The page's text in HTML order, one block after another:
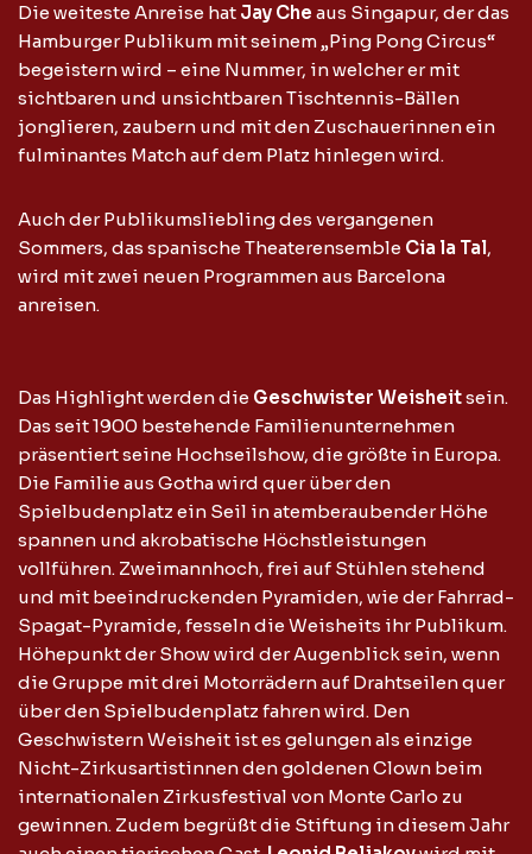
Die weiteste Anreise hat Jay Che aus Singapur, der das
Hamburger Publikum mit seinem „Ping Pong Circus“
begeistern wird – eine Nummer, in welcher er mit
sichtbaren und unsichtbaren Tischtennis-Bällen
jonglieren, zaubern und mit den Zuschauerinnen ein
fulminantes Match auf dem Platz hinlegen wird.
Auch der Publikumsliebling des vergangenen
Sommers, das spanische Theaterensemble Cia la Tal ,
wird mit zwei neuen Programmen aus Barcelona
anreisen.
Das Highlight werden die Geschwister Weisheitsein.
Das seit 1900 bestehende Familienunternehmen
präsentiert seine Hochseilshow, die größte in Europa.
Die Familie aus Gotha wird quer über den
Spielbudenplatz ein Seil in atemberaubender Höhe
spannen und akrobatische Höchstleistungen
vollführen. Zweimannhoch, frei auf Stühlen stehend
und mit beeindruckenden Pyramiden, wie der Fahrrad-
Spagat-Pyramide, fesseln die Weisheits ihr Publikum.
Höhepunkt der Show wird der Augenblick sein, wenn
die Gruppe mit drei Motorrädern auf Drahtseilen quer
über den Spielbudenplatz fahren wird. Den
Geschwistern Weisheit ist es gelungen als einzige
Nicht-Zirkusartistinnen den goldenen Clown beim
internationalen Zirkusfestival von Monte Carlo zu
gewinnen. Zudem begrüßt die Stiftung in diesem Jahr